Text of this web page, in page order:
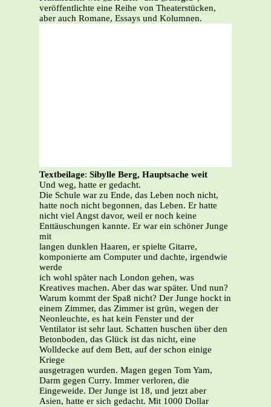
veröffentlichte eine Reihe von Theaterstücken,
aber auch Romane, Essays und Kolumnen.
Textbeilage: Sibylle Berg, Hauptsache weit
Und weg, hatte er gedacht.
Die Schule war zu Ende, das Leben noch nicht,
hatte noch nicht begonnen, das Leben. Er hatte
nicht viel Angst davor, weil er noch keine
Enttäuschungen kannte. Er war ein schöner Junge
mit
langen dunklen Haaren, er spielte Gitarre,
komponierte am Computer und dachte, irgendwie
werde
ich wohl später nach London gehen, was
Kreatives machen. Aber das war später. Und nun?
Warum kommt der Spaß nicht? Der Junge hockt in
einem Zimmer, das Zimmer ist grün, wegen der
Neonleuchte, es hat kein Fenster und der
Ventilator ist sehr laut. Schatten huschen über den
Betonboden, das Glück ist das nicht, eine
Wolldecke auf dem Bett, auf der schon einige
Kriege
ausgetragen wurden. Magen gegen Tom Yam,
Darm gegen Curry. Immer verloren, die
Eingeweide. Der Junge ist 18, und jetzt aber
Asien, hatte er sich gedacht. Mit 1000 Dollar